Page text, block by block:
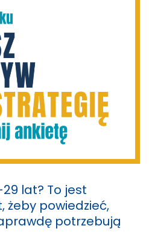
lat? To jest
żeby powiedzieć,
potrzebują